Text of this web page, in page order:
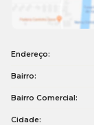
Endereço:
Bairro:
Bairro Comercial:
Cidade: